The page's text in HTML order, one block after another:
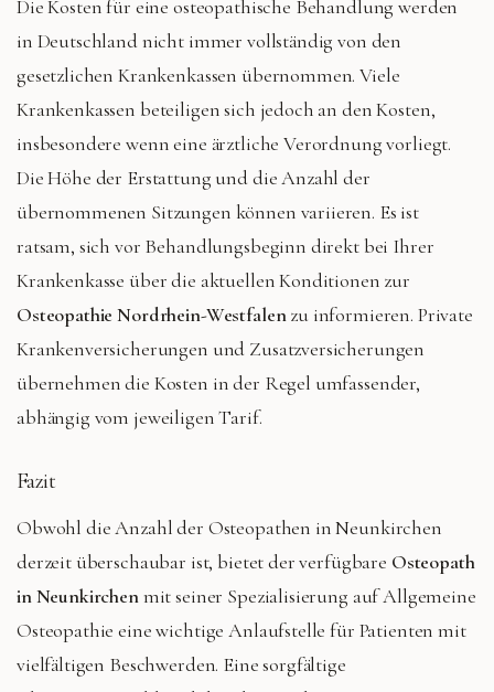
Die Kosten für eine osteopathische Behandlung werden
in Deutschland nicht immer vollständig von den
gesetzlichen Krankenkassen übernommen. Viele
Krankenkassen beteiligen sich jedoch an den Kosten,
insbesondere wenn eine ärztliche Verordnung vorliegt.
Die Höhe der Erstattung und die Anzahl der
übernommenen Sitzungen können variieren. Es ist
ratsam, sich vor Behandlungsbeginn direkt bei Ihrer
Krankenkasse über die aktuellen Konditionen zur
Osteopathie Nordrhein-Westfalenzu informieren. Private
Krankenversicherungen und Zusatzversicherungen
übernehmen die Kosten in der Regel umfassender,
abhängig vom jeweiligen Tarif.
Fazit
Obwohl die Anzahl der Osteopathen in Neunkirchen
derzeit überschaubar ist, bietet der verfügbare Osteopath
in Neunkirchenmit seiner Spezialisierung auf Allgemeine
Osteopathie eine wichtige Anlaufstelle für Patienten mit
vielfältigen Beschwerden. Eine sorgfältige